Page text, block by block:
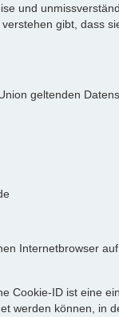
und
gibt, dass
geltenden
Internetbrowser
Cookie-ID ist eine
werden können, in